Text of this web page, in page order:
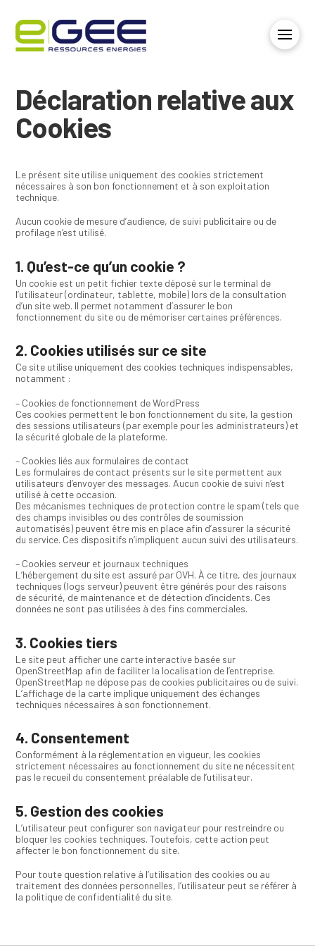
Déclaration relative aux
Cookies
Le présent site utilise uniquement des cookies strictement
nécessaires à son bon fonctionnement et à son exploitation
technique.
Aucun cookie de mesure d’audience, de suivi publicitaire ou de
profilage n’est utilisé.
1. Qu’est-ce qu’un cookie ?
Un cookie est un petit fichier texte déposé sur le terminal de
l’utilisateur (ordinateur, tablette, mobile) lors de la consultation
d’un site web. Il permet notamment d’assurer le bon
fonctionnement du site ou de mémoriser certaines préférences.
2. Cookies utilisés sur ce site
Ce site utilise uniquement des cookies techniques indispensables,
notamment :
– Cookies de fonctionnement de WordPress
Ces cookies permettent le bon fonctionnement du site, la gestion
des sessions utilisateurs (par exemple pour les administrateurs) et
la sécurité globale de la plateforme.
– Cookies liés aux formulaires de contact
Les formulaires de contact présents sur le site permettent aux
utilisateurs d’envoyer des messages. Aucun cookie de suivi n’est
utilisé à cette occasion.
Des mécanismes techniques de protection contre le spam (tels que
des champs invisibles ou des contrôles de soumission
automatisés) peuvent être mis en place afin d’assurer la sécurité
du service. Ces dispositifs n’impliquent aucun suivi des utilisateurs.
– Cookies serveur et journaux techniques
L’hébergement du site est assuré par OVH. À ce titre, des journaux
techniques (logs serveur) peuvent être générés pour des raisons
de sécurité, de maintenance et de détection d’incidents. Ces
données ne sont pas utilisées à des fins commerciales.
3. Cookies tiers
Le site peut afficher une carte interactive basée sur
OpenStreetMap afin de faciliter la localisation de l’entreprise.
OpenStreetMap ne dépose pas de cookies publicitaires ou de suivi.
L’affichage de la carte implique uniquement des échanges
techniques nécessaires à son fonctionnement.
4. Consentement
Conformément à la réglementation en vigueur, les cookies
strictement nécessaires au fonctionnement du site ne nécessitent
pas le recueil du consentement préalable de l’utilisateur.
5. Gestion des cookies
L’utilisateur peut configurer son navigateur pour restreindre ou
bloquer les cookies techniques. Toutefois, cette action peut
affecter le bon fonctionnement du site.
Pour toute question relative à l’utilisation des cookies ou au
traitement des données personnelles, l’utilisateur peut se référer à
la politique de confidentialité du site.